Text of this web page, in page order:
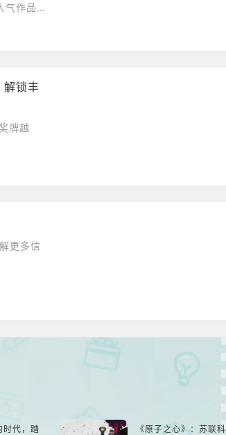
气作品
游戏
解锁丰
牌越
更多信
时代，踏
《原子之心》：苏联科